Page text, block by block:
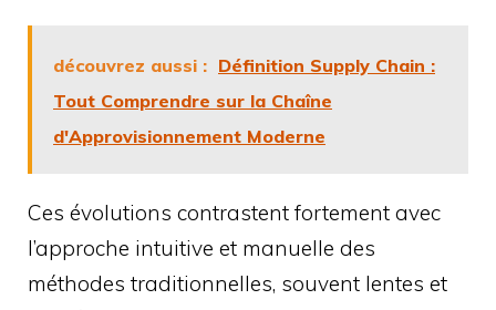
découvrez aussi : Définition Supply Chain :
Tout Comprendre sur la Chaîne
d'Approvisionnement Moderne
Ces évolutions contrastent fortement avec
l’approche intuitive et manuelle des
méthodes traditionnelles, souvent lentes et